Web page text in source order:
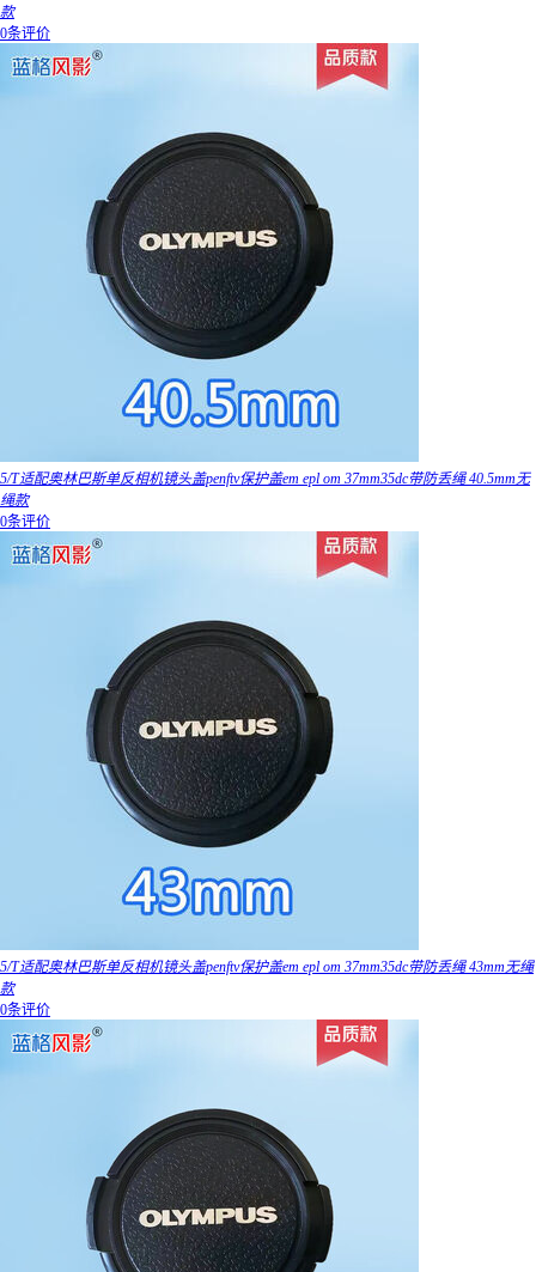
款
0条评价
5/T适配奥林巴斯单反相机镜头盖penftv保护盖em epl om 37mm35dc带防丢绳 40.5mm无
绳款
0条评价
5/T适配奥林巴斯单反相机镜头盖penftv保护盖em epl om 37mm35dc带防丢绳 43mm无绳
款
0条评价